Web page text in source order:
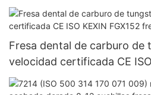
ISO 500 205 001 001 018
resina dental compuesta y
de diamante para
Fresa dental de carburo de
velocidad certificada CE
fresa Endo Z dental